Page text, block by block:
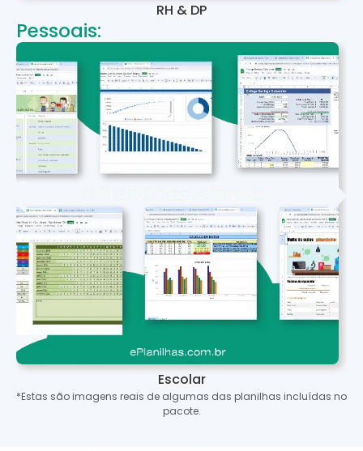
RH & DP
Pessoais:
Escolar
*Estas são imagens reais de algumas das planilhas incluídas no
pacote.